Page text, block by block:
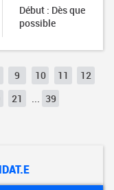
Début : Dès que
possible
9 10 11
12
21 39